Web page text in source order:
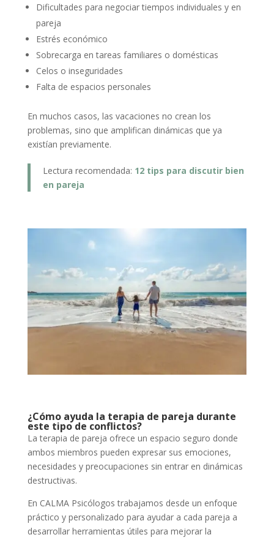
Dificultades para negociar tiempos individuales y en
pareja
Estrés económico
Sobrecarga en tareas familiares o domésticas
Celos o inseguridades
Falta de espacios personales
En muchos casos, las vacaciones no crean los
problemas, sino que amplifican dinámicas que ya
existían previamente.
Lectura recomendada: 12 tips para discutir bien
en pareja
¿Cómo ayuda la terapia de pareja durante
este tipo de conflictos?
La terapia de pareja ofrece un espacio seguro donde
ambos miembros pueden expresar sus emociones,
necesidades y preocupaciones sin entrar en dinámicas
destructivas.
En CALMA Psicólogos trabajamos desde un enfoque
práctico y personalizado para ayudar a cada pareja a
desarrollar herramientas útiles para mejorar la